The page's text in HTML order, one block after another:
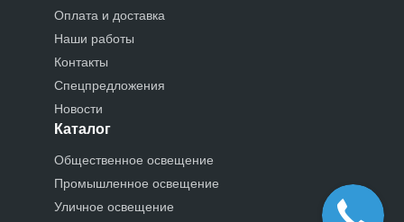
Оплата и доставка
Наши работы
Контакты
Спецпредложения
Новости
Каталог
Общественное освещение
Промышленное освещение
Уличное освещение